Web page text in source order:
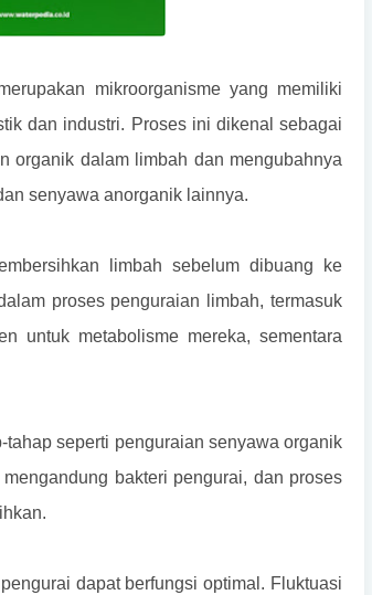
mikroorganisme yang memiliki
dan industri. Proses ini dikenal sebagai
organik dalam limbah dan mengubahnya
senyawa anorganik lainnya.
limbah sebelum dibuang ke
proses penguraian limbah, termasuk
untuk metabolisme mereka, sementara
seperti penguraian senyawa organik
bakteri pengurai, dan proses
dapat berfungsi optimal. Fluktuasi